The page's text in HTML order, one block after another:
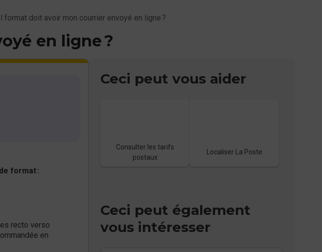
format doit avoir mon courrier envoyé en ligne ?
en ligne ?
format :
recto verso
en
Ceci peut vous aider
Consulter les tarifs
postaux
Localiser La Poste
Ceci peut également
vous intéresser